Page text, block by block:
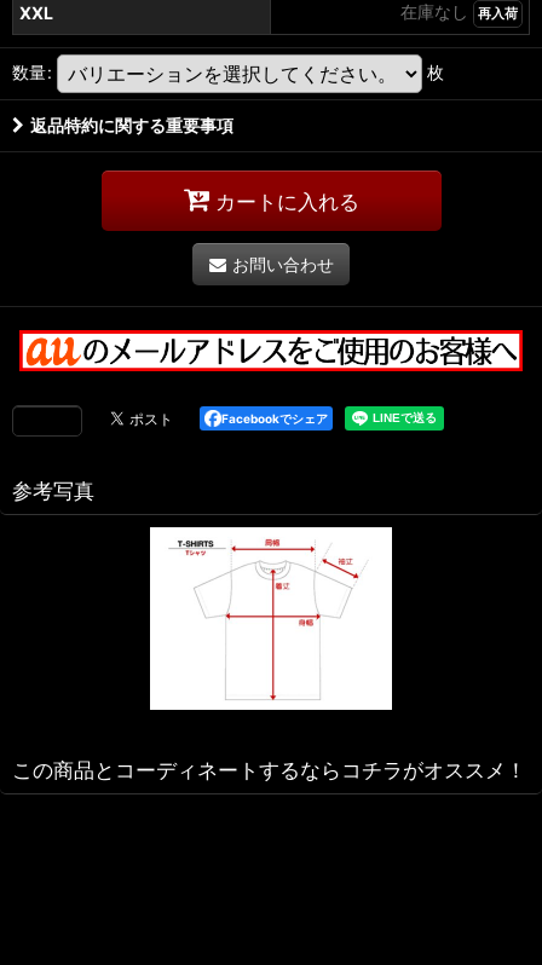
XXL
在庫なし 再入荷
数量: 枚
返品特約に関する重要事項
カートに入れる
お問い合わせ
Facebookでシェア
参考写真
この商品とコーディネートするならコチラがオススメ！